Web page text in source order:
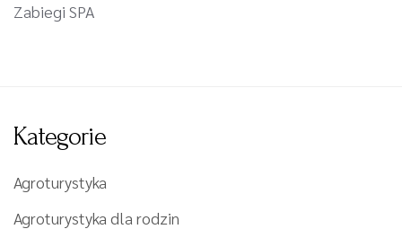
Zabiegi SPA
Kategorie
Agroturystyka
Agroturystyka dla rodzin